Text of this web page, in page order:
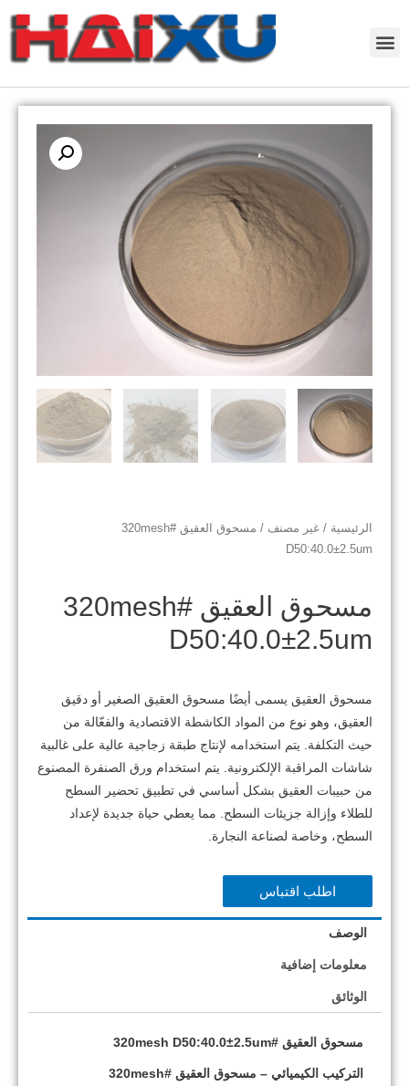
الرئيسية / غير مصنف
/ مسحوق العقيق #320mesh
D50:40.0±2.5um
مسحوق العقيق #320mesh
D50:40.0±2.5um
مسحوق العقيق يسمى أيضًا مسحوق العقيق الصغير أو دقيق
العقيق، وهو نوع من المواد الكاشطة الاقتصادية والفعّالة من
حيث التكلفة. يتم استخدامه لإنتاج طبقة زجاجية عالية على غالبية
شاشات المراقبة الإلكترونية. يتم استخدام ورق الصنفرة المصنوع
من حبيبات العقيق بشكل أساسي في تطبيق تحضير السطح
للطلاء وإزالة جزيئات السطح. مما يعطي حياة جديدة لإعداد
السطح، وخاصة لصناعة النجارة.
اطلب اقتباس
الوصف
معلومات إضافية
الوثائق
مسحوق العقيق #320mesh D50:40.0±2.5um
التركيب الكيميائي – مسحوق العقيق #320mesh